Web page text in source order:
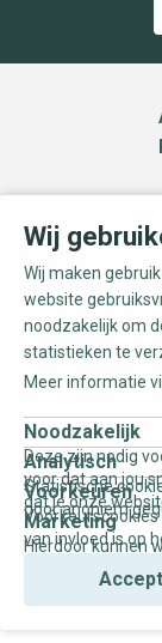
Wij
Wij maken
website
noodzakelijk om
statistieken te
Meer informatie
Noodzakelijk
Deze zijn nodig
voor dat aan jou
dat je onze
Analytisch
Statistische
door anoniem
Voorkeuren
van invloed is op
Marketing
Hierdoor kunnen